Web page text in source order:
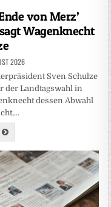
von Merz’
Wagenknecht
2026
Sven Schulze
der Landtagswahl in
dessen Abwahl